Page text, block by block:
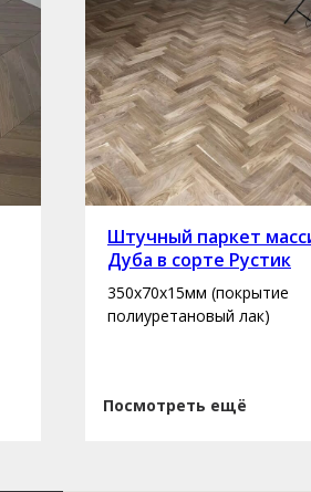
Штучный паркет
Дуба в сорте Рустик
350х70х15мм (покрытие
полиуретановый лак)
Посмотреть ещё